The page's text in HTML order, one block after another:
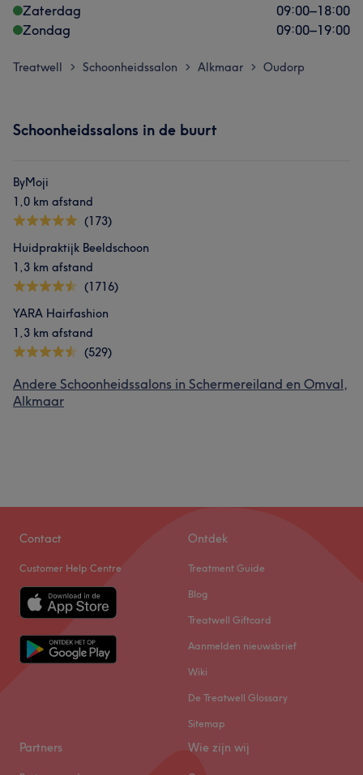
Zaterdag
09:00–18:00
Zondag
09:00–19:00
Treatwell > Schoonheidssalon > Alkmaar > Oudorp
Schoonheidssalons in de buurt
ByMoji
1,0 km afstand
(173)
Huidpraktijk Beeldschoon
1,3 km afstand
(1716)
YARA Hairfashion
1,3 km afstand
(529)
Andere Schoonheidssalons in Schermereiland en Omval,
Alkmaar
Contact
Customer Help Centre
Ontdek
Treatment Guide
Blog
Treatwell Giftcard
Aanmelden nieuwsbrief
Wiki
De Treatwell Glossary
Sitemap
Partners Wie zijn wij